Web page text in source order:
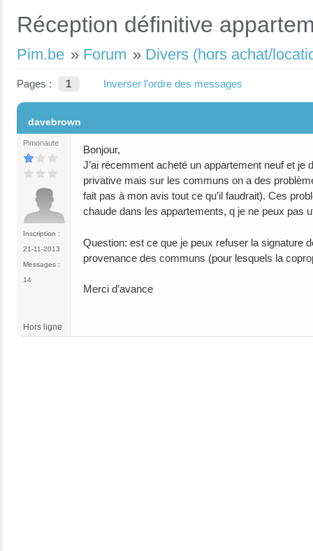
Réception définitive
Pim.be » Forum » Divers (hors achat/
Pages : 1 Inverser l'ordre des messages
davebrown
Pimonaute
Inscription :
21-11-2013
Messages :
14
Bonjour,
J’ai récemment acheté un appartement neuf et
privative mais sur les communs on a des
fait pas à mon avis tout ce qu’il faudrait). Ces
chaude dans les appartements, q je ne peux pas
Question: est ce que je peux refuser la signature
provenance des communs (pour lesquels la
Merci d’avance
Hors ligne